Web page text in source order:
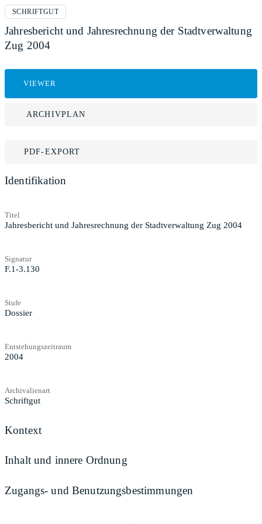
SCHRIFTGUT
Jahresbericht und Jahresrechnung der Stadtverwaltung
Zug 2004
VIEWER
ARCHIVPLAN
PDF-EXPORT
Identifikation
Titel
Jahresbericht und Jahresrechnung der Stadtverwaltung Zug 2004
Signatur
F.1-3.130
Stufe
Dossier
Entstehungszeitraum
2004
Archivalienart
Schriftgut
Kontext
Inhalt und innere Ordnung
Zugangs- und Benutzungsbestimmungen